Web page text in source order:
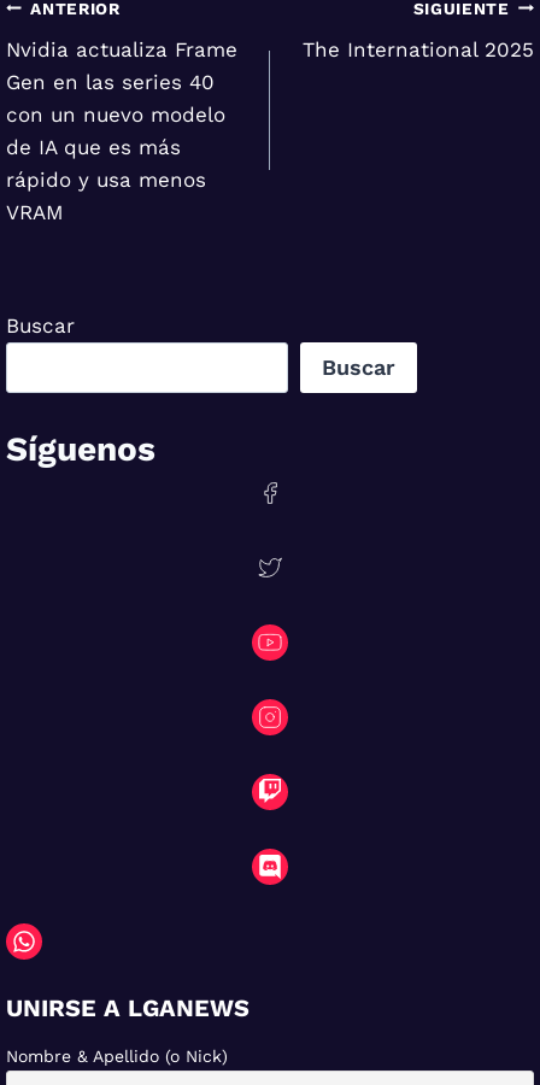
Navegación
de
entradas
ANTERIOR
Nvidia actualiza Frame
Gen en las series 40
con un nuevo modelo
de IA que es más
rápido y usa menos
VRAM
SIGUIENTE
The International 2025
Buscar
Buscar
Síguenos
UNIRSE A LGANEWS
Nombre & Apellido (o Nick)